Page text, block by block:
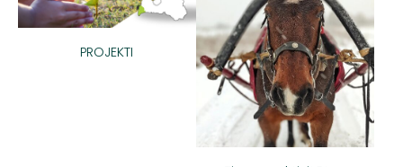
PROJEKTI